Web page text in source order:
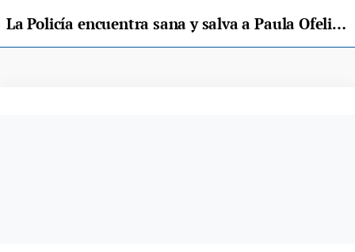
La Policía encuentra sana y salva a Paula Ofelia Montes en Oviedo